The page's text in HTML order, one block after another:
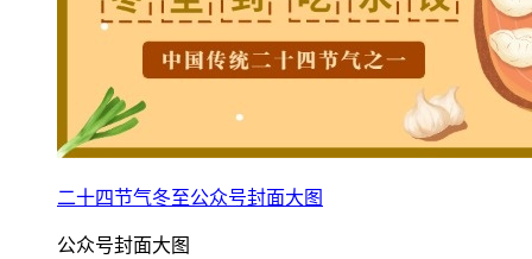
二十四节气冬至公众号封面大图
公众号封面大图